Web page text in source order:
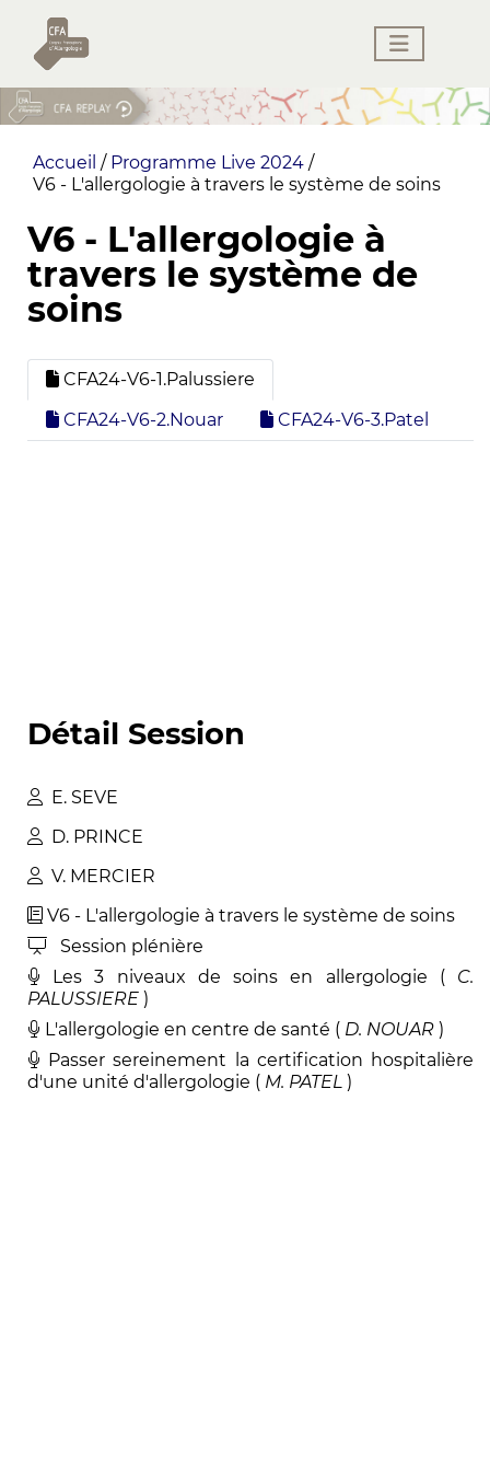
Accueil / Programme Live 2024 /
V6 - L'allergologie à travers le système de soins
V6 - L'allergologie à
travers le système de
soins
CFA24-V6-1.Palussiere
CFA24-V6-2.Nouar
CFA24-V6-3.Patel
Détail Session
E. SEVE
D. PRINCE
V. MERCIER
V6 - L'allergologie à travers le système de soins
Session plénière
Les 3 niveaux de soins en allergologie ( C.
PALUSSIERE )
L'allergologie en centre de santé ( D. NOUAR )
Passer sereinement la certification hospitalière
d'une unité d'allergologie ( M. PATEL )